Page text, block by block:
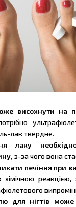
висохнути на
лак твердне.
лаку
з-за чого вона
печіння при
реакцією,
для нігтів може